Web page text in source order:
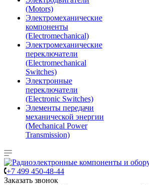
(Motors)
Электромеханические
компоненты
(Electromechanical)
Электромеханические
переключатели
(Electromechanical
Switches)
Электронные
переключатели
(Electronic Switches)
Элементы передачи
механической энергии
(Mechanical Power
Transmission)
+7 499 450-48-44
Заказать звонок